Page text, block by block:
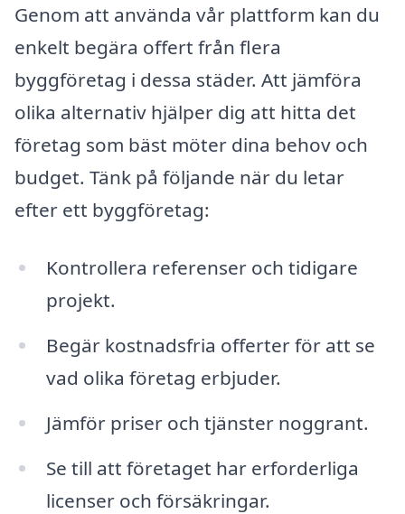
Genom att använda vår plattform kan du
enkelt begära offert från flera
byggföretag i dessa städer. Att jämföra
olika alternativ hjälper dig att hitta det
företag som bäst möter dina behov och
budget. Tänk på följande när du letar
efter ett byggföretag:
Kontrollera referenser och tidigare
projekt.
Begär kostnadsfria offerter för att se
vad olika företag erbjuder.
Jämför priser och tjänster noggrant.
Se till att företaget har erforderliga
licenser och försäkringar.